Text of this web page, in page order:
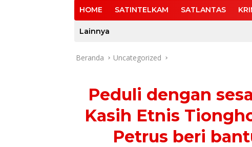
HOME SATINTELKAM SATLANTAS
Lainnya
Beranda Uncategorized
Peduli dengan
Kasih Etnis
Petrus beri